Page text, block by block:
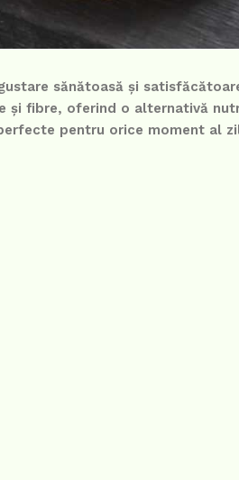
sănătoasă și
și fibre, oferind o alternativă
pentru orice moment al